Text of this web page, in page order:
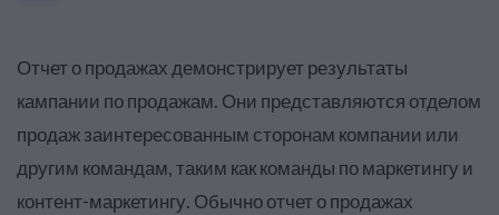
Отчет о продажах демонстрирует результаты
кампании по продажам. Они представляются отделом
продаж заинтересованным сторонам компании или
другим командам, таким как команды по маркетингу и
контент-маркетингу. Обычно отчет о продажах